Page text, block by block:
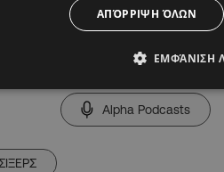
Alpha Podcasts
ΑΠΌΡΡΙΨΗ ΌΛΩΝ
ΕΜΦΆΝΙΣΗ